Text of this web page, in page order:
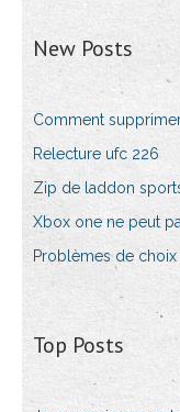
New Posts
Comment
Relecture ufc 226
Zip de laddon
Xbox one ne peut
Problèmes de
Top Posts